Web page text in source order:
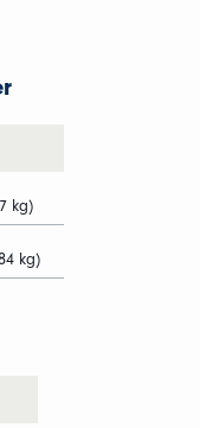
kg)
kg)